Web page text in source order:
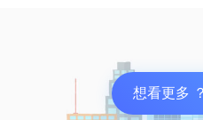
出来创业。第二次创业，
语，让公司活下去是最大目
想看更多